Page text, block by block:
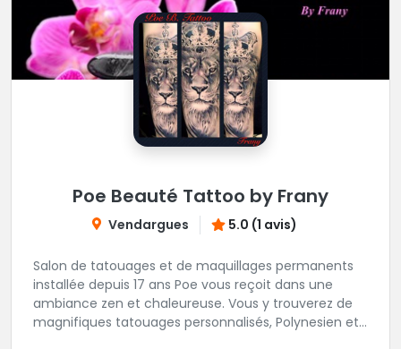
Poe Beauté Tattoo by Frany
Vendargues 5.0 (1 avis)
Salon de tatouages et de maquillages permanents
installée depuis 17 ans Poe vous reçoit dans une
ambiance zen et chaleureuse. Vous y trouverez de
magnifiques tatouages personnalisés, Polynesien et